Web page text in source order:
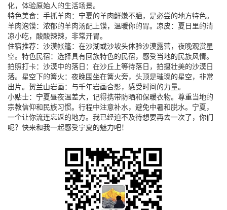
化，体验原始人的生活场景。
特色美食：手抓羊肉：宁夏的羊肉鲜嫩不膻，是必尝的地方特色。
羊肉泡馍：浓郁的羊肉汤配上馍，温暖你的胃。凉皮：夏日里的清
凉小吃，酸酸辣辣，非常开胃。
住宿推荐：沙漠帐篷：在沙湖或沙坡头体验沙漠露营，夜晚观赏星
空。特色民宿：选择具有回族特色的民宿，感受当地的民族风情。
拍照打卡：沙漠中的落日：在沙丘上等待落日，拍摄壮美的沙漠日
落。星空下的篝火：夜晚围坐在篝火旁，头顶是璀璨的星空，非常
出片。贺兰山岩画：与千年岩画合影，感受时间的力量。
小贴士：宁夏昼夜温差大，记得携带防晒和保暖衣物。尊重当地的
宗教信仰和民族习惯。行程中注意补水，避免中暑和脱水。宁夏，
一个让你流连忘返的地方。我已经迫不及待想要再去一次了，你们
呢？快来和我一起感受宁夏的魅力吧！